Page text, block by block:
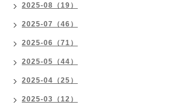
2025-08（19）
2025-07（46）
2025-06（71）
2025-05（44）
2025-04（25）
2025-03（12）